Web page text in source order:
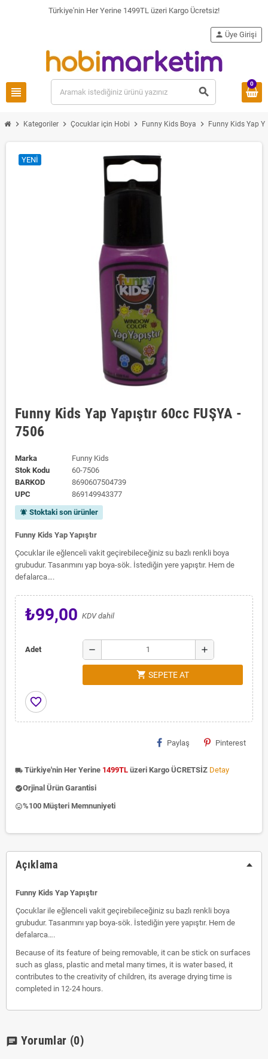
Türkiye'nin Her Yerine 1499TL üzeri Kargo Ücretsiz!
view_headline search
person Üye Girişi
0
chevron_right Kategoriler chevron_right Çocuklar için Hobi chevron_right Funny Kids Boya chevron_right Funny Kids Yap
YENI
Funny Kids Yap Yapıştır 60cc FUŞYA -
7506
Marka
Funny Kids
Stok Kodu
60-7506
BARKOD
8690607504739
UPC
869149943377
notifications_active Stoktaki son ürünler
Funny Kids Yap Yapıştır
Çocuklar ile eğlenceli vakit geçirebileceğiniz su bazlı renkli boya
grubudur. Tasarımını yap boya-sök. İstediğin yere yapıştır. Hem de
defalarca….
₺99,00 KDV dahil
Adet remove add
shopping_cart SEPETE AT
favorite_border
Paylaş Pinterest
local_shipping Türkiye'nin Her Yerine 1499TL üzeri Kargo ÜCRETSİZ Detay
check_circleOrjinal Ürün Garantisi
insert_emoticon%100 Müşteri Memnuniyeti
Açıklama
Funny Kids Yap Yapıştır
Çocuklar ile eğlenceli vakit geçirebileceğiniz su bazlı renkli boya
grubudur. Tasarımını yap boya-sök. İstediğin yere yapıştır. Hem de
defalarca….
Because of its feature of being removable, it can be stick on surfaces
such as glass, plastic and metal many times, it is water based, it
contributes to the creativity of children, its average drying time is
completed in 12-24 hours.
chat Yorumlar (0)